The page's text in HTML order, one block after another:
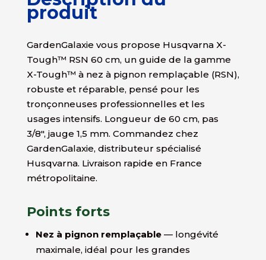
produit
GardenGalaxie vous propose Husqvarna X-
Tough™ RSN 60 cm, un guide de la gamme
X-Tough™ à nez à pignon remplaçable (RSN),
robuste et réparable, pensé pour les
tronçonneuses professionnelles et les
usages intensifs. Longueur de 60 cm, pas
3/8″, jauge 1,5 mm. Commandez chez
GardenGalaxie, distributeur spécialisé
Husqvarna. Livraison rapide en France
métropolitaine.
Points forts
Nez à pignon remplaçable— longévité
maximale, idéal pour les grandes